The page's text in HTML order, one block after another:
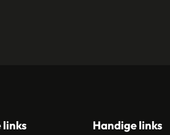
links Handige links